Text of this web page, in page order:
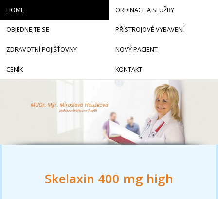
Skelaxin 400 mg high
HOME ORDINACE A SLUŽBY
OBJEDNEJTE SE PŘÍSTROJOVÉ VYBAVENÍ
ZDRAVOTNÍ POJIŠŤOVNY NOVÝ PACIENT
CENÍK KONTAKT